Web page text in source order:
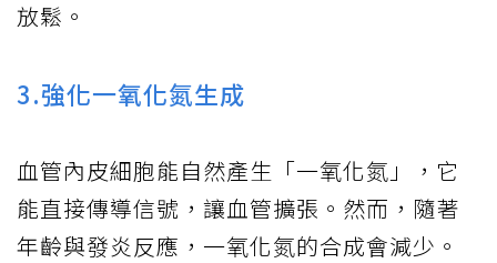
放鬆。
3.強化一氧化氮生成
血管內皮細胞能自然產生「一氧化氮」，它
能直接傳導信號，讓血管擴張。然而，隨著
年齡與發炎反應，一氧化氮的合成會減少。